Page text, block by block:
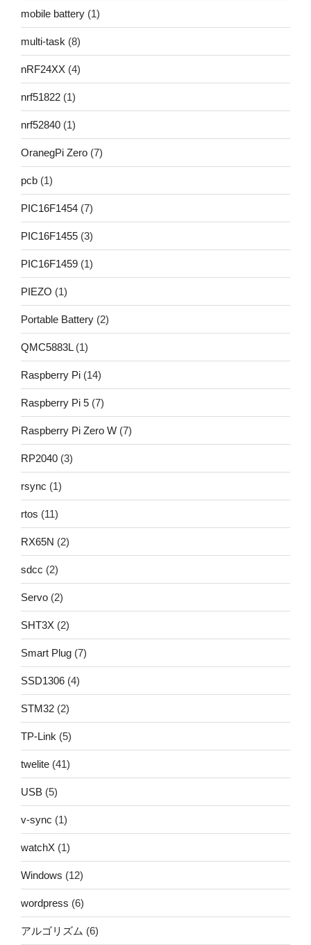
mobile battery (1)
multi-task (8)
nRF24XX (4)
nrf51822 (1)
nrf52840 (1)
OranegPi Zero (7)
pcb (1)
PIC16F1454 (7)
PIC16F1455 (3)
PIC16F1459 (1)
PIEZO (1)
Portable Battery (2)
QMC5883L(1)
Raspberry Pi (14)
Raspberry Pi 5 (7)
Raspberry Pi Zero W (7)
RP2040 (3)
rsync (1)
rtos (11)
RX65N (2)
sdcc (2)
Servo (2)
SHT3X (2)
Smart Plug (7)
SSD1306 (4)
STM32 (2)
TP-Link (5)
twelite (41)
USB (5)
v-sync (1)
watchX (1)
Windows (12)
wordpress (6)
アルゴリズム (6)